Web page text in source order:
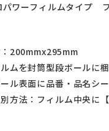
ワーフィルムタイプ
200mmx295mm
ムを封筒型段ボールに
に品番・品名シー
方法：フィルム中央に